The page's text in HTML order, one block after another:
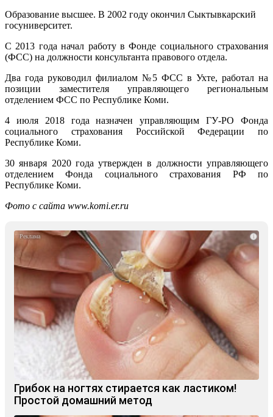
Образование высшее. В 2002 году окончил Сыктывкарский
госуниверситет.
С 2013 года начал работу в Фонде социального страхования
(ФСС) на должности консультанта правового отдела.
Два года руководил филиалом №5 ФСС в Ухте, работал на
позиции заместителя управляющего региональным
отделением ФСС по Республике Коми.
4 июля 2018 года назначен управляющим ГУ‑РО Фонда
социального страхования Российской Федерации по
Республике Коми.
30 января 2020 года утвержден в должности управляющего
отделением Фонда социального страхования РФ по
Республике Коми.
Фото с сайта www.komi.er.ru
i
Грибок на ногтях стирается как ластиком!
Простой домашний метод